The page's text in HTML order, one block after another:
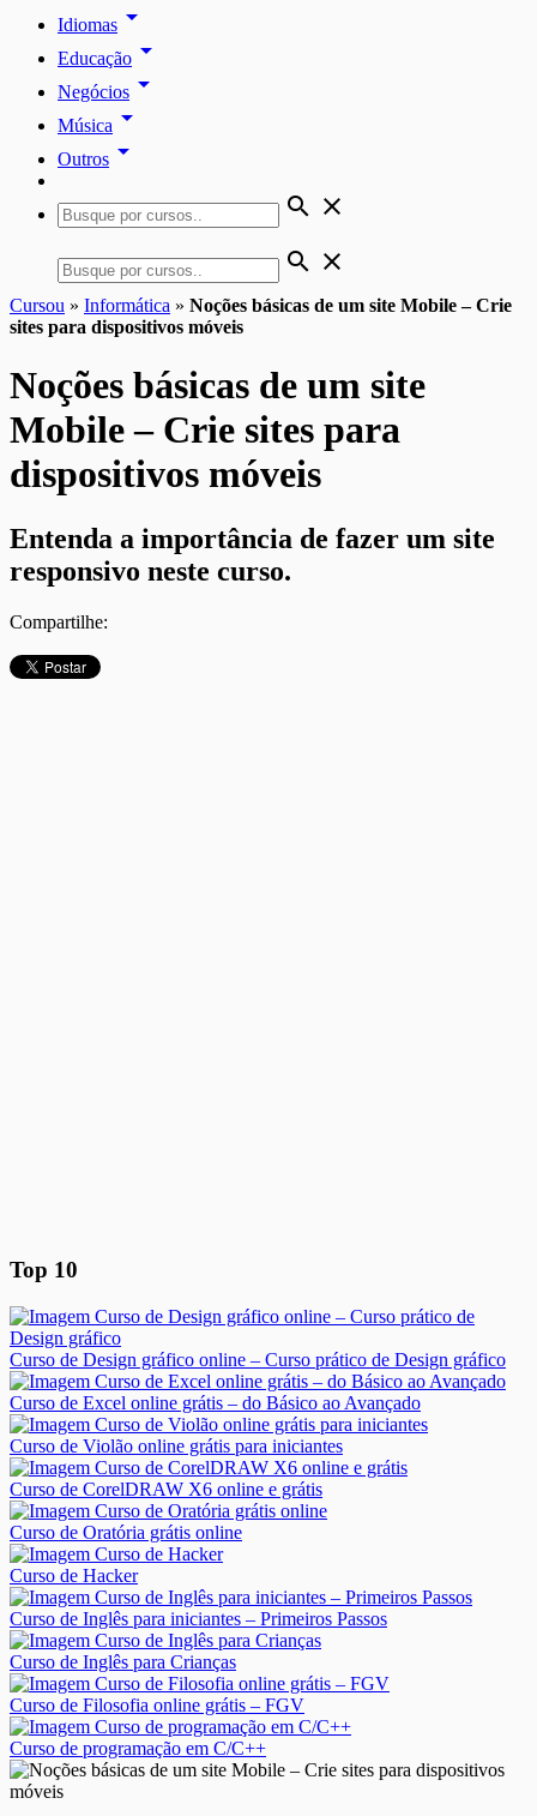
Idiomas arrow_drop_down
Educação arrow_drop_down
Negócios arrow_drop_down
Música arrow_drop_down
Outros arrow_drop_down
search close
search close
Cursou » Informática » Noções básicas de um site Mobile – Crie
sites para dispositivos móveis
Noções básicas de um site
Mobile – Crie sites para
dispositivos móveis
Entenda a importância de fazer um site
responsivo neste curso.
Compartilhe:
Top 10
Curso de Design gráfico online – Curso prático de Design gráfico
Curso de Excel online grátis – do Básico ao Avançado
Curso de Violão online grátis para iniciantes
Curso de CorelDRAW X6 online e grátis
Curso de Oratória grátis online
Curso de Hacker
Curso de Inglês para iniciantes – Primeiros Passos
Curso de Inglês para Crianças
Curso de Filosofia online grátis – FGV
Curso de programação em C/C++